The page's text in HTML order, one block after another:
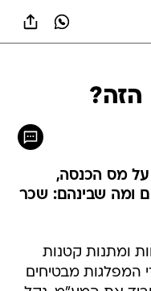
על מס הכנסה,
ומה שבינהם: שכר
ומתנות קטנות
המפלגות מבטיחים